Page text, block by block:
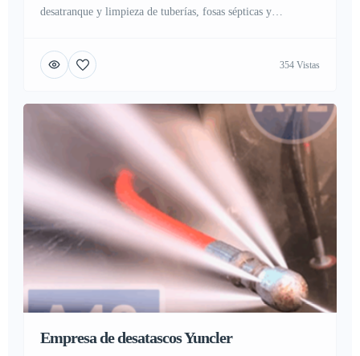
desatranque y limpieza de tuberías, fosas sépticas y
actualidad gran cantidad de personas sufren atascos o
atrancos en sus hogares, industria o negocio, Nadie esta ajeno
alcantarillas, tuberías […]
354 Vistas
Empresa de desatascos Yuncler